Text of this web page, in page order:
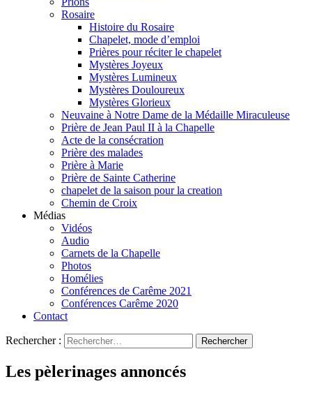
Rosaire
Histoire du Rosaire
Chapelet, mode d’emploi
Prières pour réciter le chapelet
Mystères Joyeux
Mystères Lumineux
Mystères Douloureux
Mystères Glorieux
Neuvaine à Notre Dame de la Médaille Miraculeuse
Prière de Jean Paul II à la Chapelle
Acte de la consécration
Prière des malades
Prière à Marie
Prière de Sainte Catherine
chapelet de la saison pour la creation
Chemin de Croix
Médias
Vidéos
Audio
Carnets de la Chapelle
Photos
Homélies
Conférences de Carême 2021
Conférences Carême 2020
Contact
Rechercher :
Les pèlerinages annoncés